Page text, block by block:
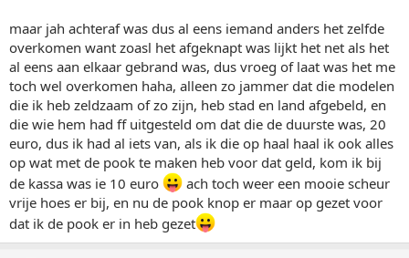
maar jah achteraf was dus al eens iemand anders het zelfde
overkomen want zoasl het afgeknapt was lijkt het net als het
al eens aan elkaar gebrand was, dus vroeg of laat was het me
toch wel overkomen haha, alleen zo jammer dat die modelen
die ik heb zeldzaam of zo zijn, heb stad en land afgebeld, en
die wie hem had ff uitgesteld om dat die de duurste was, 20
euro, dus ik had al iets van, als ik die op haal haal ik ook alles
op wat met de pook te maken heb voor dat geld, kom ik bij
de kassa was ie 10 euro
ach toch weer een mooie scheur
vrije hoes er bij, en nu de pook knop er maar op gezet voor
dat ik de pook er in heb gezet